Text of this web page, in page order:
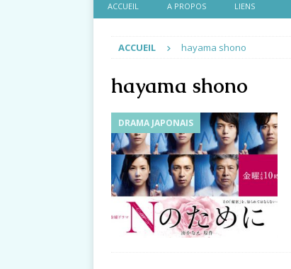
ACCUEIL A PROPOS LIENS
ACCUEIL hayama shono
hayama shono
DRAMA JAPONAIS